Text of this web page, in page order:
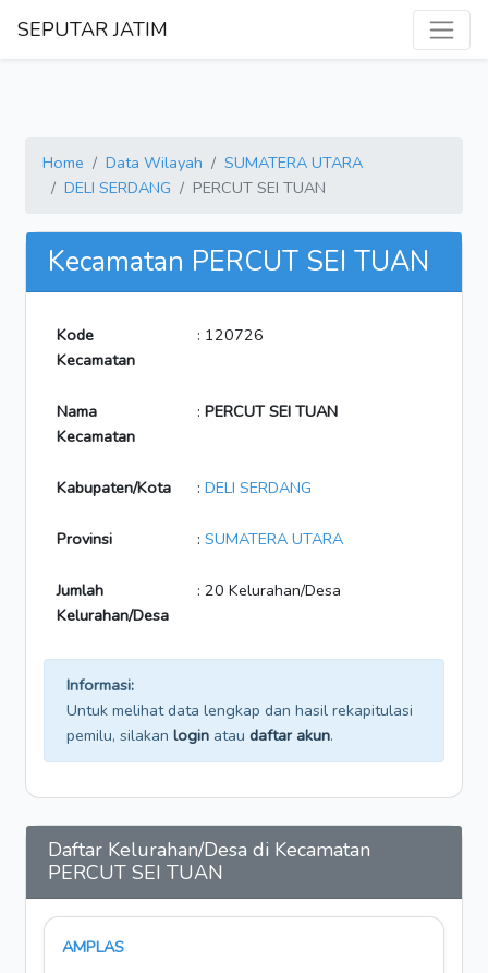
SEPUTAR JATIM
Home Data Wilayah
SUMATERA UTARA
DELI SERDANG
PERCUT SEI TUAN
Kecamatan PERCUT SEI TUAN
Kode
Kecamatan
: 120726
Nama
Kecamatan
: PERCUT SEI TUAN
Kabupaten/Kota : DELI SERDANG
Provinsi : SUMATERA UTARA
Jumlah
Kelurahan/Desa
: 20 Kelurahan/Desa
Informasi:
Untuk melihat data lengkap dan hasil rekapitulasi
pemilu, silakan login atau daftar akun.
Daftar Kelurahan/Desa di Kecamatan
PERCUT SEI TUAN
AMPLAS